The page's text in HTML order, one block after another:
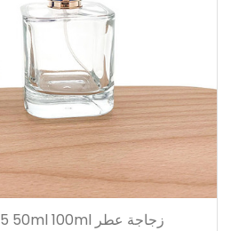
زجاجة عطر pw1004 pw1005 50ml 100ml